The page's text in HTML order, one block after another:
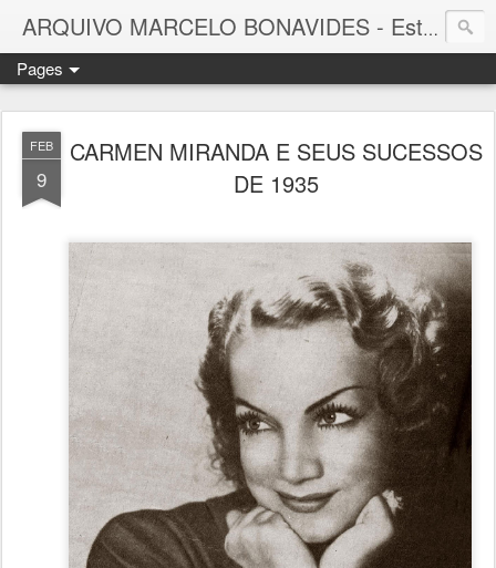
ARQUIVO MARCELO BONAVIDES - Estrelas que nunca se Apagam -
Pages
FEB
9
CARMEN MIRANDA E SEUS SUCESSOS
DE 1935